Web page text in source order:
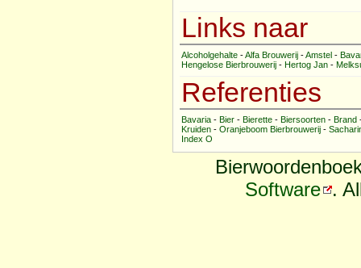
Links naar
Alcoholgehalte -Alfa Brouwerij -Amstel -
Hengelose Bierbrouwerij - Hertog Jan -
Referenties
Bavaria - Bier - Bierette - Biersoorten - Brand
Kruiden - Oranjeboom Bierbrouwerij -
Index O
Software .